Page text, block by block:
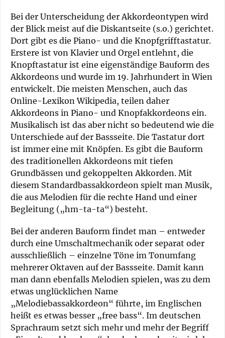
Bei der Unterscheidung der Akkordeontypen wird
der Blick meist auf die Diskantseite (s.o.) gerichtet.
Dort gibt es die Piano- und die Knopfgrifftastatur.
Erstere ist von Klavier und Orgel entlehnt, die
Knopftastatur ist eine eigenständige Bauform des
Akkordeons und wurde im 19. Jahrhundert in Wien
entwickelt. Die meisten Menschen, auch das
Online-Lexikon Wikipedia, teilen daher
Akkordeons in Piano- und Knopfakkordeons ein.
Musikalisch ist das aber nicht so bedeutend wie die
Unterschiede auf der Bassseite. Die Tastatur dort
ist immer eine mit Knöpfen. Es gibt die Bauform
des traditionellen Akkordeons mit tiefen
Grundbässen und gekoppelten Akkorden. Mit
diesem Standardbassakkordeon spielt man Musik,
die aus Melodien für die rechte Hand und einer
Begleitung („hm-ta-ta“) besteht.
Bei der anderen Bauform findet man – entweder
durch eine Umschaltmechanik oder separat oder
ausschließlich – einzelne Töne im Tonumfang
mehrerer Oktaven auf der Bassseite. Damit kann
man dann ebenfalls Melodien spielen, was zu dem
etwas unglücklichen Name
„Melodiebassakkordeon“ führte, im Englischen
heißt es etwas besser „free bass“. Im deutschen
Sprachraum setzt sich mehr und mehr der Begriff